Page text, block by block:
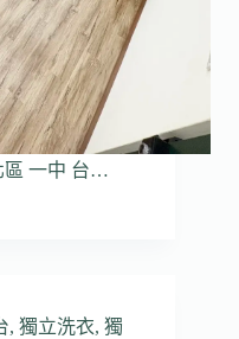
區 一中 台…
, 獨立洗衣, 獨